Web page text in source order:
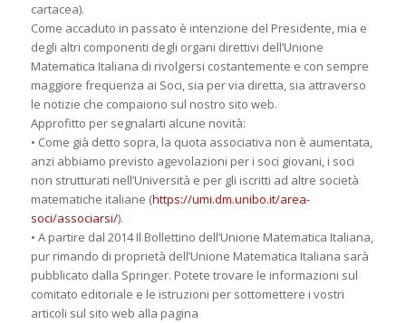
cartacea).
Come accaduto in passato è intenzione del Presidente, mia e
degli altri componenti degli organi direttivi dell’Unione
Matematica Italiana di rivolgersi costantemente e con sempre
maggiore frequenza ai Soci, sia per via diretta, sia attraverso
le notizie che compaiono sul nostro sito web.
Approfitto per segnalarti alcune novità:
• Come già detto sopra, la quota associativa non è aumentata,
anzi abbiamo previsto agevolazioni per i soci giovani, i soci
non strutturati nell’Università e per gli iscritti ad altre società
matematiche italiane (https://umi.dm.unibo.it/area-
soci/associarsi/).
• A partire dal 2014 Il Bollettino dell’Unione Matematica Italiana,
pur rimando di proprietà dell’Unione Matematica Italiana sarà
pubblicato dalla Springer. Potete trovare le informazioni sul
comitato editoriale e le istruzioni per sottomettere i vostri
articoli sul sito web alla pagina